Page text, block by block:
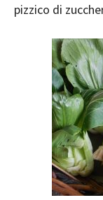
pizzico di